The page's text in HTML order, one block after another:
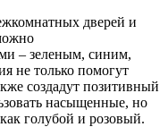
дверей и
– зеленым, синим,
не только помогут
создадут позитивный
насыщенные, но
голубой и розовый.